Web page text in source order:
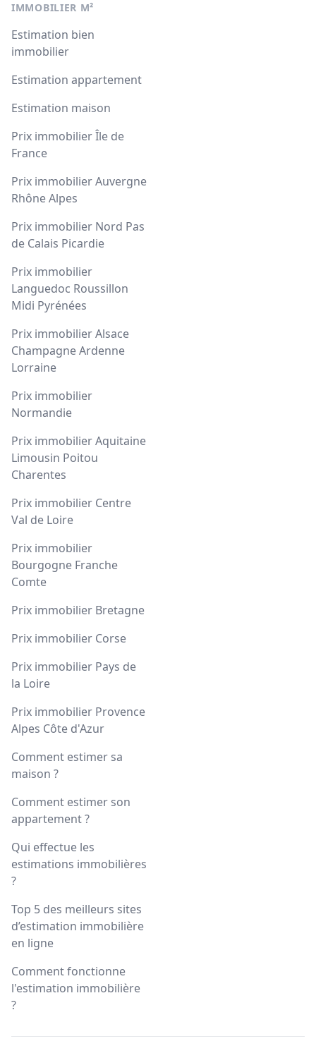
IMMOBILIER M²
Estimation bien
immobilier
Estimation appartement
Estimation maison
Prix immobilier Île de
France
Prix immobilier Auvergne
Rhône Alpes
Prix immobilier Nord Pas
de Calais Picardie
Prix immobilier
Languedoc Roussillon
Midi Pyrénées
Prix immobilier Alsace
Champagne Ardenne
Lorraine
Prix immobilier
Normandie
Prix immobilier Aquitaine
Limousin Poitou
Charentes
Prix immobilier Centre
Val de Loire
Prix immobilier
Bourgogne Franche
Comte
Prix immobilier Bretagne
Prix immobilier Corse
Prix immobilier Pays de
la Loire
Prix immobilier Provence
Alpes Côte d'Azur
Comment estimer sa
maison ?
Comment estimer son
appartement ?
Qui effectue les
estimations immobilières
?
Top 5 des meilleurs sites
d’estimation immobilière
en ligne
Comment fonctionne
l'estimation immobilière
?